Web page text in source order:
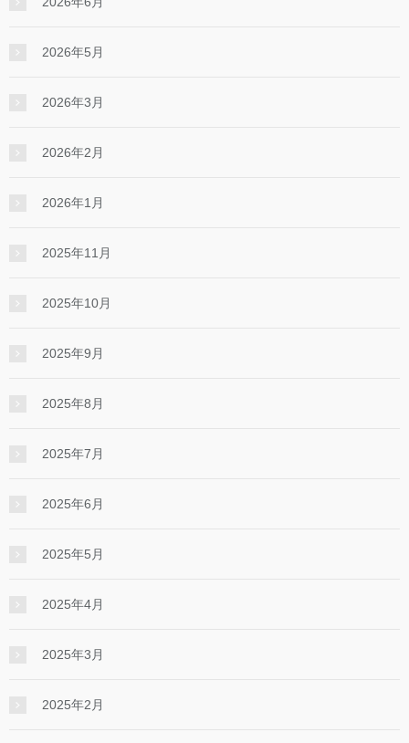
2026年5月
2026年3月
2026年2月
2026年1月
2025年11月
2025年10月
2025年9月
2025年8月
2025年7月
2025年6月
2025年5月
2025年4月
2025年3月
2025年2月